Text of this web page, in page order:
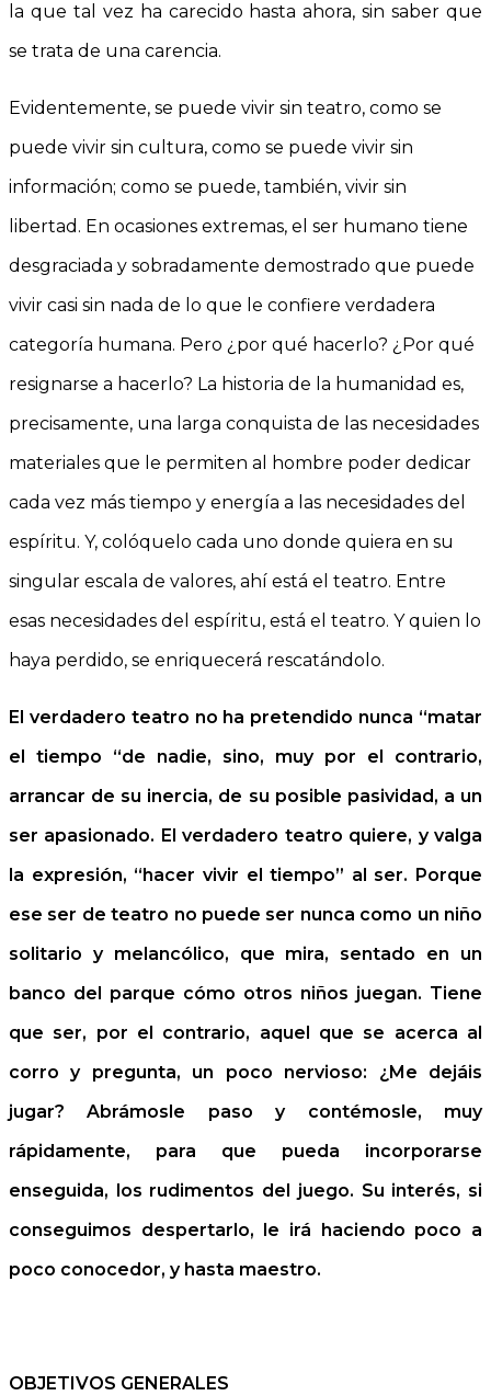
la que tal vez ha carecido hasta ahora, sin saber que
se trata de una carencia.
Evidentemente, se puede vivir sin teatro, como se
puede vivir sin cultura, como se puede vivir sin
información; como se puede, también, vivir sin
libertad. En ocasiones extremas, el ser humano tiene
desgraciada y sobradamente demostrado que puede
vivir casi sin nada de lo que le confiere verdadera
categoría humana. Pero ¿por qué hacerlo? ¿Por qué
resignarse a hacerlo? La historia de la humanidad es,
precisamente, una larga conquista de las necesidades
materiales que le permiten al hombre poder dedicar
cada vez más tiempo y energía a las necesidades del
espíritu. Y, colóquelo cada uno donde quiera en su
singular escala de valores, ahí está el teatro. Entre
esas necesidades del espíritu, está el teatro. Y quien lo
haya perdido, se enriquecerá rescatándolo.
El verdadero teatro no ha pretendido nunca “matar
el tiempo “de nadie, sino, muy por el contrario,
arrancar de su inercia, de su posible pasividad, a un
ser apasionado. El verdadero teatro quiere, y valga
la expresión, “hacer vivir el tiempo” al ser. Porque
ese ser de teatro no puede ser nunca como un niño
solitario y melancólico, que mira, sentado en un
banco del parque cómo otros niños juegan. Tiene
que ser, por el contrario, aquel que se acerca al
corro y pregunta, un poco nervioso: ¿Me dejáis
jugar? Abrámosle paso y contémosle, muy
rápidamente, para que pueda incorporarse
enseguida, los rudimentos del juego. Su interés, si
conseguimos despertarlo, le irá haciendo poco a
poco conocedor, y hasta maestro.
OBJETIVOS GENERALES